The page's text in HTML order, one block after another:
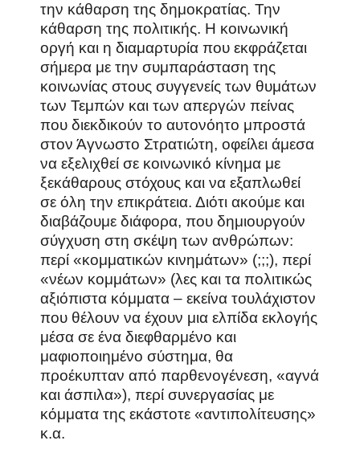
την κάθαρση της δημοκρατίας. Την
κάθαρση της πολιτικής. Η κοινωνική
οργή και η διαμαρτυρία που εκφράζεται
σήμερα με την συμπαράσταση της
κοινωνίας στους συγγενείς των θυμάτων
των Τεμπών και των απεργών πείνας
που διεκδικούν το αυτονόητο μπροστά
στον Άγνωστο Στρατιώτη, οφείλει άμεσα
να εξελιχθεί σε κοινωνικό κίνημα με
ξεκάθαρους στόχους και να εξαπλωθεί
σε όλη την επικράτεια. Διότι ακούμε και
διαβάζουμε διάφορα, που δημιουργούν
σύγχυση στη σκέψη των ανθρώπων:
περί «κομματικών κινημάτων» (;;;), περί
«νέων κομμάτων» (λες και τα πολιτικώς
αξιόπιστα κόμματα – εκείνα τουλάχιστον
που θέλουν να έχουν μια ελπίδα εκλογής
μέσα σε ένα διεφθαρμένο και
μαφιοποιημένο σύστημα, θα
προέκυπταν από παρθενογένεση, «αγνά
και άσπιλα»), περί συνεργασίας με
κόμματα της εκάστοτε «αντιπολίτευσης»
κ.α.